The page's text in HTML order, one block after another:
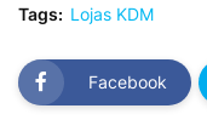
Tags: Lojas KDM
Facebook